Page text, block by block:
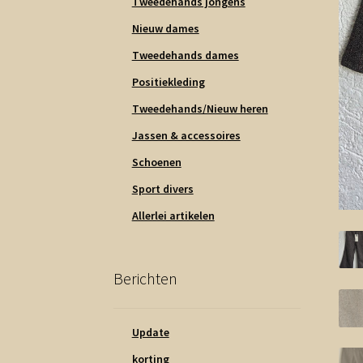
Nieuw dames
Tweedehands dames
Positiekleding
Tweedehands/Nieuw heren
Jassen & accessoires
Schoenen
Sport divers
Allerlei artikelen
Berichten
Update
korting